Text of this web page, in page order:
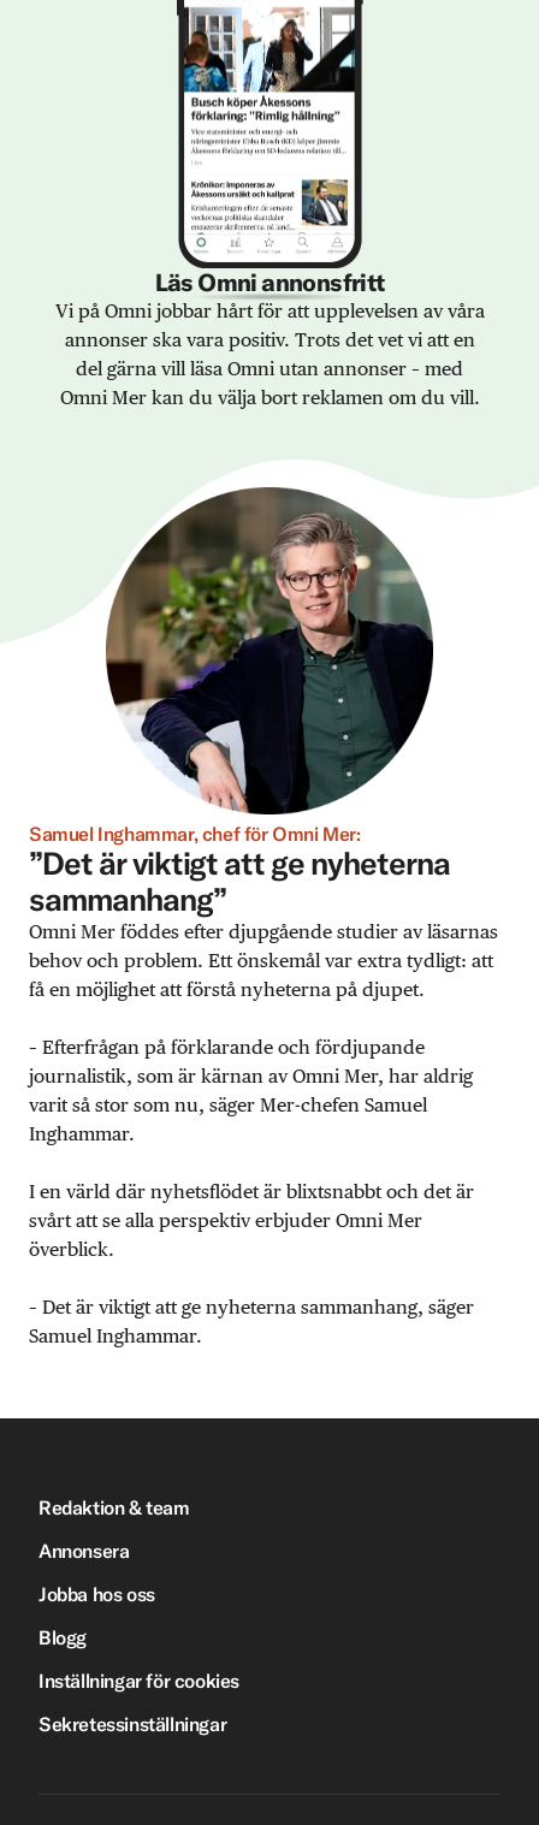
Läs Omni annonsfritt
Vi på Omni jobbar hårt för att upplevelsen av våra
annonser ska vara positiv. Trots det vet vi att en
del gärna vill läsa Omni utan annonser – med
Omni Mer kan du välja bort reklamen om du vill.
Samuel Inghammar, chef för Omni Mer:
”Det är viktigt att ge nyheterna
sammanhang”
Omni Mer föddes efter djupgående studier av läsarnas
behov och problem. Ett önskemål var extra tydligt: att
få en möjlighet att förstå nyheterna på djupet.
– Efterfrågan på förklarande och fördjupande
journalistik, som är kärnan av Omni Mer, har aldrig
varit så stor som nu, säger Mer-chefen Samuel
Inghammar.
I en värld där nyhetsflödet är blixtsnabbt och det är
svårt att se alla perspektiv erbjuder Omni Mer
överblick.
– Det är viktigt att ge nyheterna sammanhang, säger
Samuel Inghammar.
Redaktion & team
Annonsera
Jobba hos oss
Blogg
Inställningar för cookies
Sekretessinställningar